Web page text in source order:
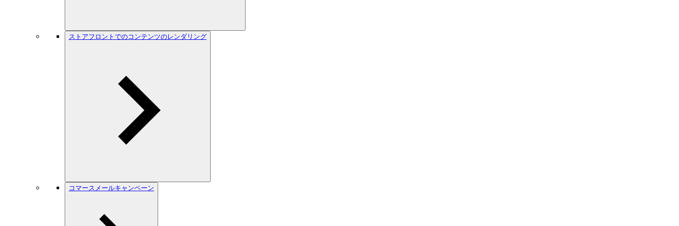
ストアフロントでのコンテンツのレンダリング
コマースメールキャンペーン